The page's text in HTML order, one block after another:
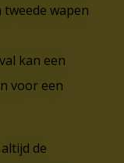
wapen
kan een
voor een
de